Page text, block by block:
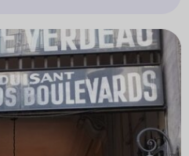
d’autres vous
du 19ème siècle, d’autres
le Paris des artistes, ceux
parcours comprend
historiques que des lieux
des ruelles et
vous pourrez arpenter en
amis.